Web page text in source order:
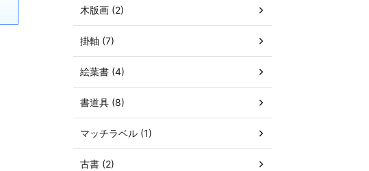
木版画 (2)
掛軸 (7)
絵葉書 (4)
書道具 (8)
マッチラベル (1)
古書 (2)